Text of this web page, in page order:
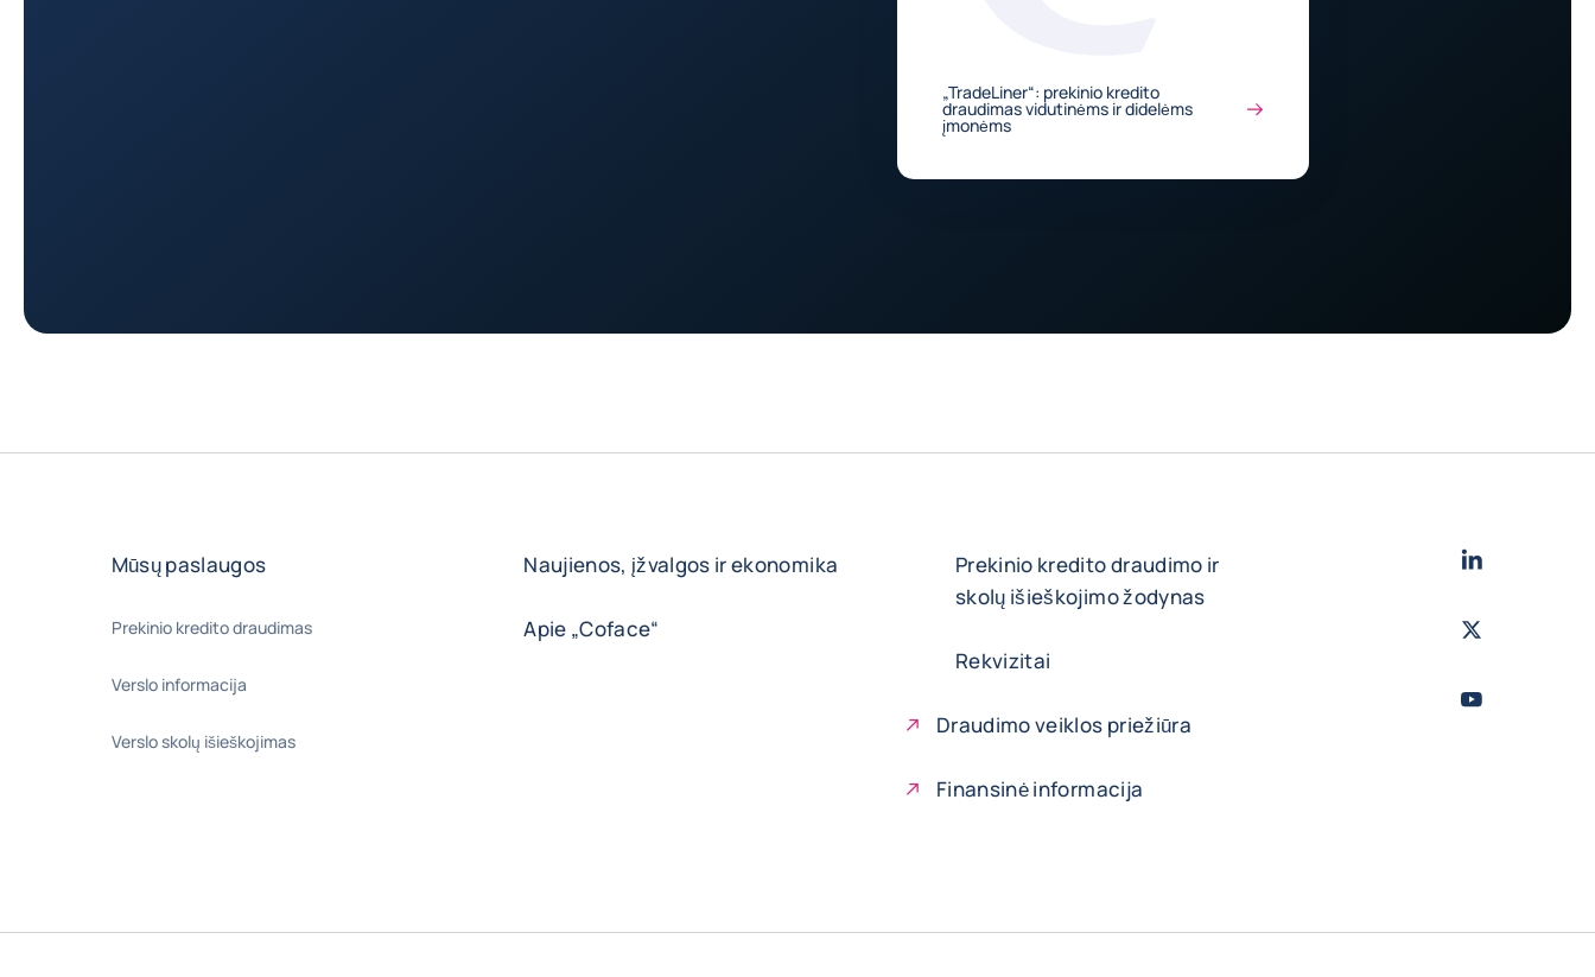
„TradeLiner“: prekinio kredito
draudimas vidutinėms ir didelėms
įmonėms
Mūsų paslaugos
Prekinio kredito draudimas
Verslo informacija
Verslo skolų išieškojimas
Naujienos, įžvalgos ir ekonomika
Apie „Coface“
Prekinio kredito draudimo ir
skolų išieškojimo žodynas
Rekvizitai
Draudimo veiklos priežiūra
Finansinė informacija
LinkedIn
Twitter
Youtube